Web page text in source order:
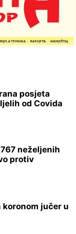
posjeta
od Covida
neželjenih
protiv
koronom jučer u